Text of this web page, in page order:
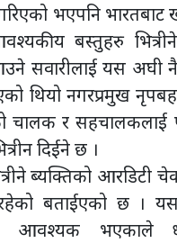
भएपनि भारतबाट
बस्तुहरु
सवारीलाई यस अघी
थियो नगरप्रमुख
चालक र सहचालकलाई
दिईने छ ।
ब्यक्तिको आरडिटी
बताईएको छ ।
आवश्यक भएकाले